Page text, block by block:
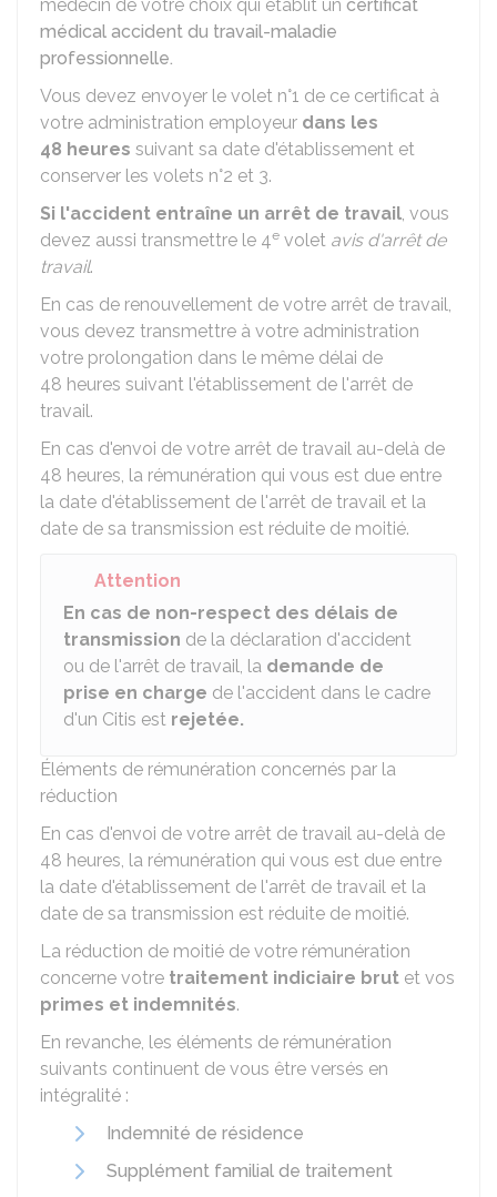
médecin de votre choix qui établit un certificat
médical accident du travail-maladie
professionnelle.
Vous devez envoyer le volet n°1 de ce certificat à
votre administration employeur dans les
48 heures suivant sa date d'établissement et
conserver les volets n°2 et 3.
Si l'accident entraîne un arrêt de travail, vous
devez aussi transmettre le 4e volet avis d'arrêt de
travail.
En cas de renouvellement de votre arrêt de travail,
vous devez transmettre à votre administration
votre prolongation dans le même délai de
48 heures suivant l'établissement de l'arrêt de
travail.
En cas d'envoi de votre arrêt de travail au-delà de
48 heures, la rémunération qui vous est due entre
la date d'établissement de l'arrêt de travail et la
date de sa transmission est réduite de moitié.
Attention
En cas de non-respect des délais de
transmission de la déclaration d'accident
ou de l'arrêt de travail, la demande de
prise en charge de l'accident dans le cadre
d'un Citis est rejetée.
Éléments de rémunération concernés par la
réduction
En cas d'envoi de votre arrêt de travail au-delà de
48 heures, la rémunération qui vous est due entre
la date d'établissement de l'arrêt de travail et la
date de sa transmission est réduite de moitié.
La réduction de moitié de votre rémunération
concerne votre traitement indiciaire brut et vos
primes et indemnités.
En revanche, les éléments de rémunération
suivants continuent de vous être versés en
intégralité :
Indemnité de résidence
Supplément familial de traitement